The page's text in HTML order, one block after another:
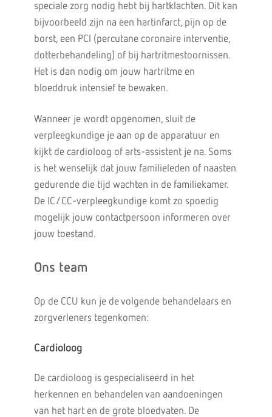
speciale zorg nodig hebt bij hartklachten. Dit kan
bijvoorbeeld zijn na een hartinfarct, pijn op de
borst, een PCI (percutane coronaire interventie,
dotterbehandeling) of bij hartritmestoornissen.
Het is dan nodig om jouw hartritme en
bloeddruk intensief te bewaken.
Wanneer je wordt opgenomen, sluit de
verpleegkundige je aan op de apparatuur en
kijkt de cardioloog of arts-assistent je na. Soms
is het wenselijk dat jouw familieleden of naasten
gedurende die tijd wachten in de familiekamer.
De IC/CC-verpleegkundige komt zo spoedig
mogelijk jouw contactpersoon informeren over
jouw toestand.
Ons team
Op de CCU kun je de volgende behandelaars en
zorgverleners tegenkomen:
Cardioloog
De cardioloog is gespecialiseerd in het
herkennen en behandelen van aandoeningen
van het hart en de grote bloedvaten. De